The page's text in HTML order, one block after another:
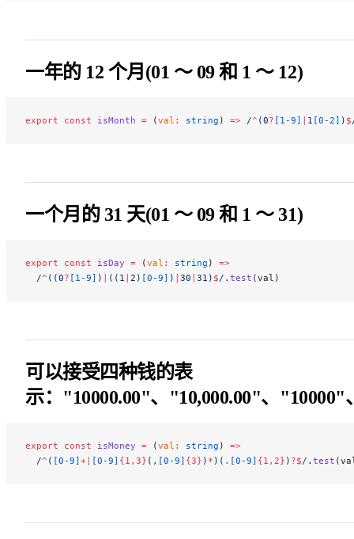
一年的 12 个月(01 ～ 09 和 1 ～ 12)
export const isMonth = (val : string ) => /^ (0? [1-9] | 1 [0-2] ) $
一个月的 31 天(01 ～ 09 和 1 ～ 31)
export const isDay = (val : string ) =>
  /
^ ((0? [1-9] ) | ((1 | 2) [0-9] ) | 30 | 31) $/ . test (val)
可以接受四种钱的表
示："10000.00"、"10,000.00"、"10000"
export const isMoney = (val : string ) =>
  /
^ ( [0-9]+| [0-9] {1,3} (, [0-9] {3} ) * )( .[0-9] {1,2} ) ?$/ . test